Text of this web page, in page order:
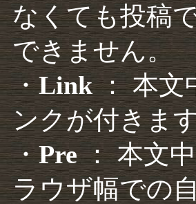
なくても投稿
できません。
・Link： 本文
ンクが付きま
・Pre： 本文
ラウザ幅での